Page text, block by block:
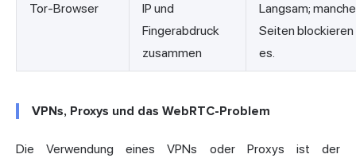
Tor-Browser
IP und
Fingerabdruck
zusammen
Langsam; manche
Seiten blockieren
es.
VPNs, Proxys und das WebRTC-Problem
Die Verwendung eines VPNs oder Proxys ist der